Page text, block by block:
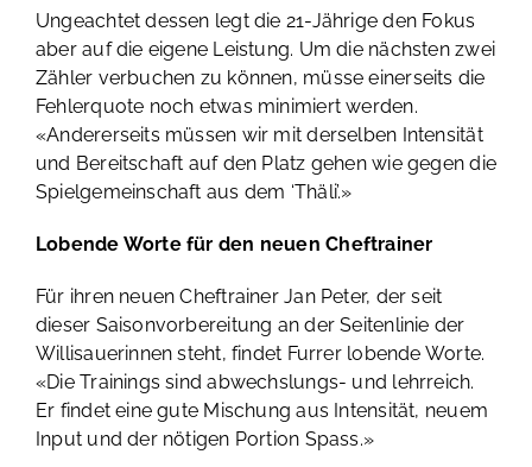
Ungeachtet dessen legt die 21-Jährige den Fokus
aber auf die eigene Leistung. Um die nächsten zwei
Zähler verbuchen zu können, müsse einerseits die
Fehlerquote noch etwas minimiert werden.
«Andererseits müssen wir mit derselben Intensität
und Bereitschaft auf den Platz gehen wie gegen die
Spielgemeinschaft aus dem ‘Thäli’.»
Lobende Worte für den neuen Cheftrainer
Für ihren neuen Cheftrainer Jan Peter, der seit
dieser Saisonvorbereitung an der Seitenlinie der
Willisauerinnen steht, findet Furrer lobende Worte.
«Die Trainings sind abwechslungs- und lehrreich.
Er findet eine gute Mischung aus Intensität, neuem
Input und der nötigen Portion Spass.»